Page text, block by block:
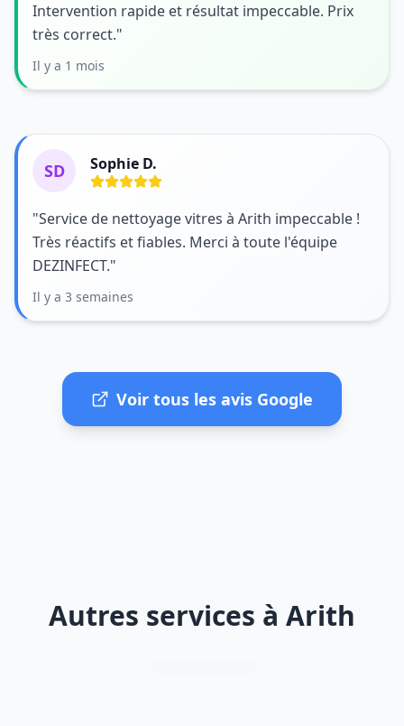
Intervention rapide et résultat impeccable. Prix
très correct."
Il y a 1 mois
SD Sophie D.
"Service de nettoyage vitres à Arith impeccable !
Très réactifs et fiables. Merci à toute l'équipe
DEZINFECT."
Il y a 3 semaines
Voir tous les avis Google
Autres services à Arith